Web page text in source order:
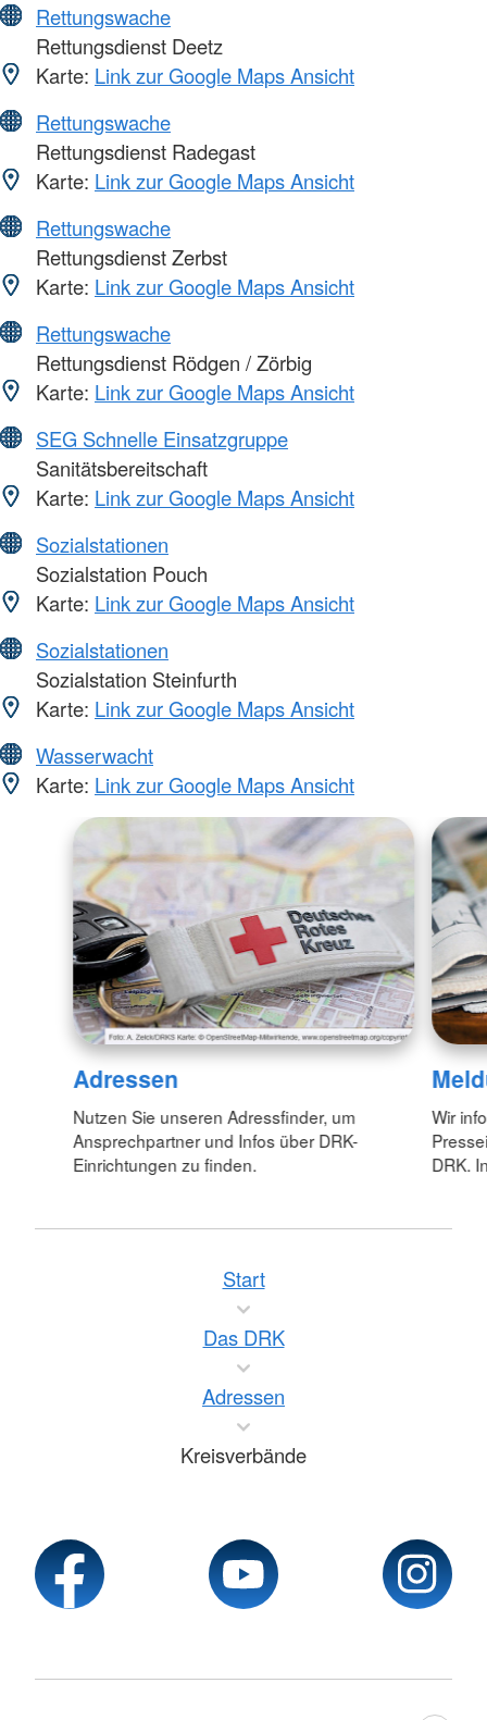
Rettungswache
Rettungsdienst Deetz
Karte: Link zur Google Maps Ansicht
Rettungswache
Rettungsdienst Radegast
Karte: Link zur Google Maps Ansicht
Rettungswache
Rettungsdienst Zerbst
Karte: Link zur Google Maps Ansicht
Rettungswache
Rettungsdienst Rödgen / Zörbig
Karte: Link zur Google Maps Ansicht
SEG Schnelle Einsatzgruppe
Sanitätsbereitschaft
Karte: Link zur Google Maps Ansicht
Sozialstationen
Sozialstation Pouch
Karte: Link zur Google Maps Ansicht
Sozialstationen
Sozialstation Steinfurth
Karte: Link zur Google Maps Ansicht
Wasserwacht
Karte: Link zur Google Maps Ansicht
Adressen
Nutzen Sie unseren Adressfinder, um
Ansprechpartner und Infos über DRK-
Einrichtungen zu finden.
Wir
DRK.
Start
Das DRK
Adressen
Kreisverbände